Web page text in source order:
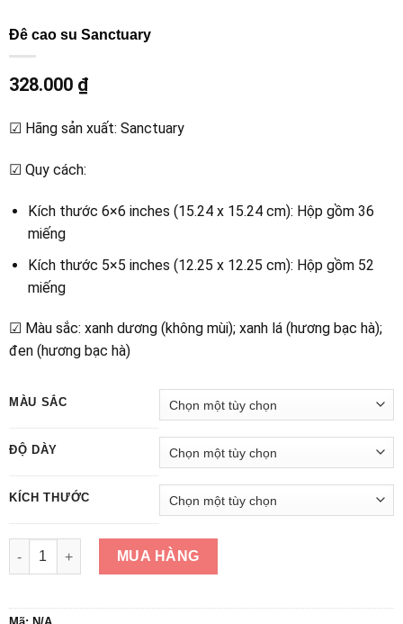
Đê cao su Sanctuary
328.000 ₫
☑ Hãng sản xuất: Sanctuary
☑ Quy cách:
Kích thước 6×6 inches (15.24 x 15.24 cm): Hộp gồm 36
miếng
Kích thước 5×5 inches (12.25 x 12.25 cm): Hộp gồm 52
miếng
☑ Màu sắc: xanh dương (không mùi); xanh lá (hương bạc hà);
đen (hương bạc hà)
MÀU SẮC
ĐỘ DÀY
KÍCH THƯỚC
Đê cao su Sanctuary số lượng
MUA HÀNG